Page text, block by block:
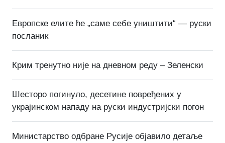
Европске елите ће „саме себе уништити“ — руски
посланик
Крим тренутно није на дневном реду – Зеленски
Шесторо погинуло, десетине повређених у
украјинском нападу на руски индустријски погон
Министарство одбране Русије објавило детаље